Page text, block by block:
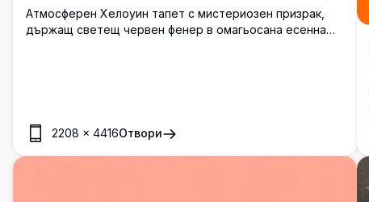
Атмосферен Хелоуин тапет с мистериозен призрак,
държащ светещ червен фенер в омагьосана есенна
2208 × 4416Отвори